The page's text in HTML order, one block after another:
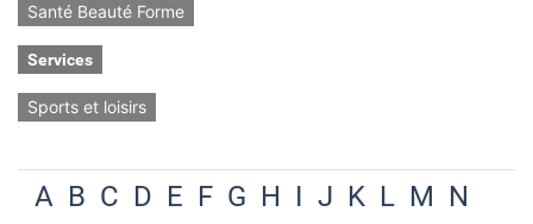
Santé Beauté Forme
Services
Sports et loisirs
A B C D E F G H I J K L M N